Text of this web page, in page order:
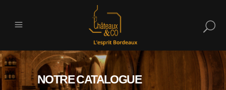
NOTRE CATALOGUE